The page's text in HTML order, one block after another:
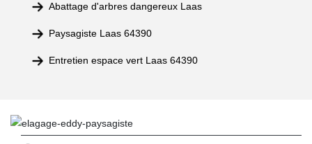
Abattage d'arbres dangereux Laas
Paysagiste Laas 64390
Entretien espace vert Laas 64390